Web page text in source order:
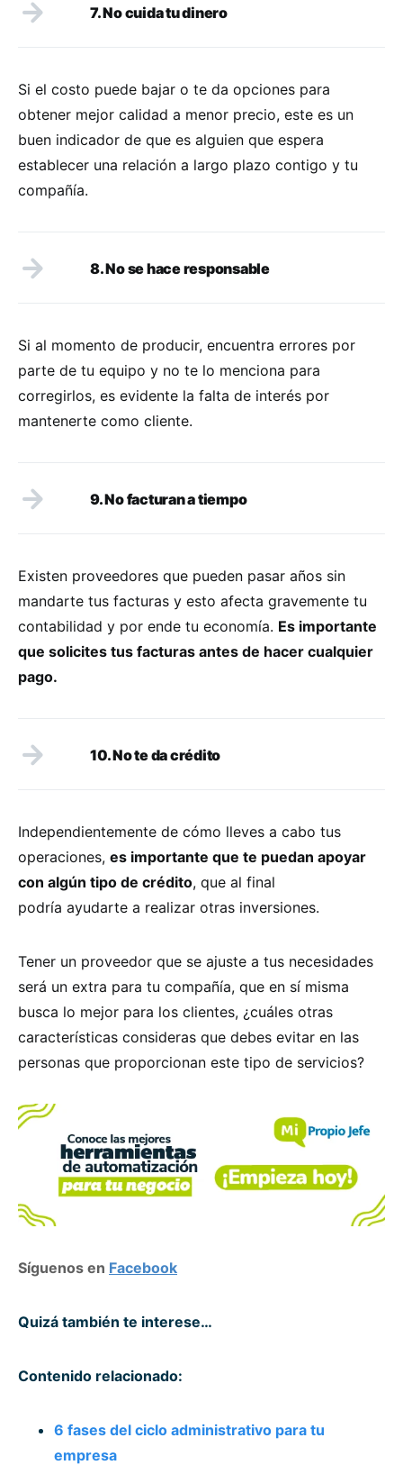
7. No cuida tu dinero
Si el costo puede bajar o te da opciones para
obtener mejor calidad a menor precio, este es un
buen indicador de que es alguien que espera
establecer una relación a largo plazo contigo y tu
compañía.
8. No se hace responsable
Si al momento de producir, encuentra errores por
parte de tu equipo y no te lo menciona para
corregirlos, es evidente la falta de interés por
mantenerte como cliente.
9. No facturan a tiempo
Existen proveedores que pueden pasar años sin
mandarte tus facturas y esto afecta gravemente tu
contabilidad y por ende tu economía. Es importante
que solicites tus facturas antes de hacer cualquier
pago.
10. No te da crédito
Independientemente de cómo lleves a cabo tus
operaciones, es importante que te puedan apoyar
con algún tipo de crédito, que al final
podría ayudarte a realizar otras inversiones.
Tener un proveedor que se ajuste a tus necesidades
será un extra para tu compañía, que en sí misma
busca lo mejor para los clientes, ¿cuáles otras
características consideras que debes evitar en las
personas que proporcionan este tipo de servicios?
Síguenos en Facebook
Quizá también te interese…
Contenido relacionado:
6 fases del ciclo administrativo para tu
empresa